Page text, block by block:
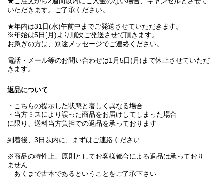
いただきます。ご了承ください。
★年内は31日(水)午前中までご発送させていただきます。
※年始は5日(月)より順次ご発送させて頂きます。
お急ぎの方は、別途メッセージでご連絡ください。
電話・メール等のお問い合わせは1月5日(月)まで休止させていただ
きます。
返品について
・こちらの提示した状態と著しく異なる場合
・当方ミスにより誤った商品をお届けしてしまった場合
に限り、送料当方負担での返品を承っております
到着後、3日以内に、まずはご連絡ください
※商品の特性上、原則としてお客様都合による返品は承っており
ません
あくまで古本であるということをご了承下さい